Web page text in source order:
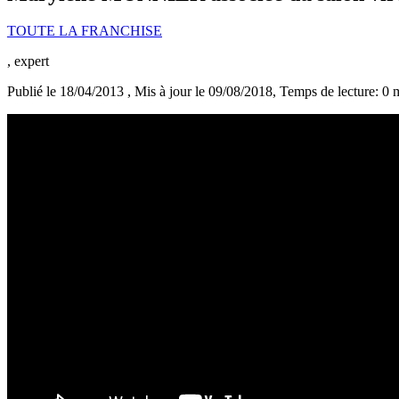
TOUTE LA FRANCHISE
, expert
Publié le 18/04/2013 , Mis à jour le 09/08/2018, Temps de lecture: 0